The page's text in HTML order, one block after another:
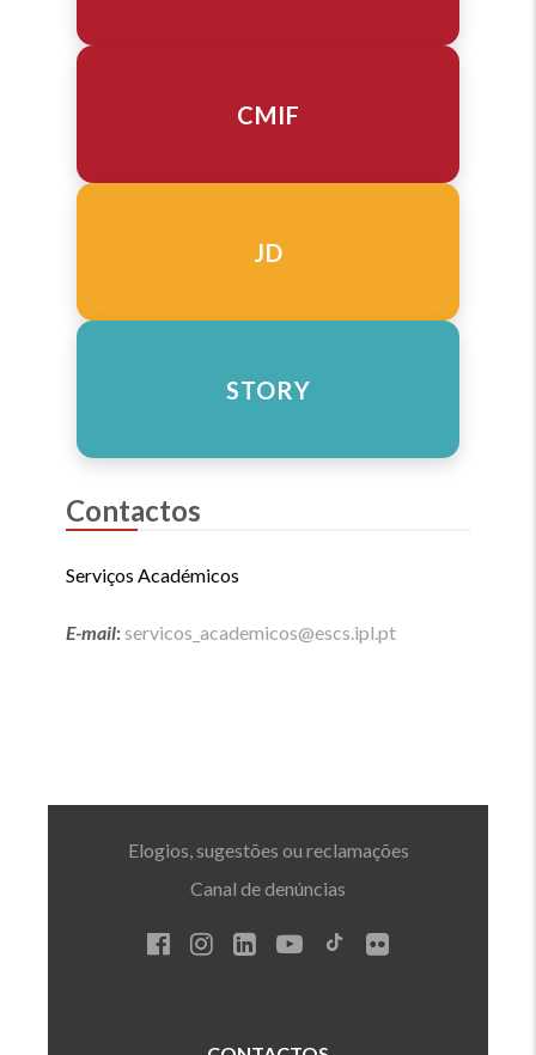
CMIF
JD
STORY
Contactos
Serviços Académicos
E-mail:servicos_academicos@escs.ipl.pt
Elogios, sugestões ou reclamações
Canal de denúncias